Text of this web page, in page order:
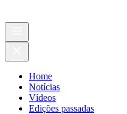
Home
Notícias
Vídeos
Edições passadas